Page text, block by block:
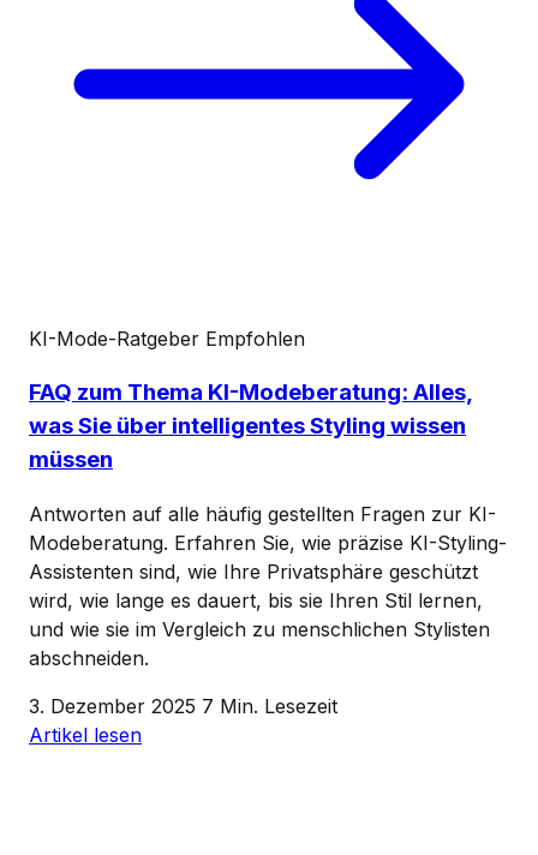
KI-Mode-Ratgeber Empfohlen
FAQ zum Thema KI-Modeberatung: Alles,
was Sie über intelligentes Styling wissen
müssen
Antworten auf alle häufig gestellten Fragen zur KI-
Modeberatung. Erfahren Sie, wie präzise KI-Styling-
Assistenten sind, wie Ihre Privatsphäre geschützt
wird, wie lange es dauert, bis sie Ihren Stil lernen,
und wie sie im Vergleich zu menschlichen Stylisten
abschneiden.
3. Dezember 2025 7 Min. Lesezeit
Artikel lesen